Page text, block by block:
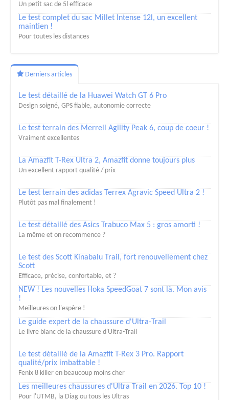
Un petit sac de 5l efficace
Le test complet du sac Millet Intense 12l, un excellent
maintien !
Pour toutes les distances
Derniers articles
Le test détaillé de la Huawei Watch GT 6 Pro
Design soigné, GPS fiable, autonomie correcte
Le test terrain des Merrell Agility Peak 6, coup de coeur !
Vraiment excellentes
La Amazfit T-Rex Ultra 2, Amazfit donne toujours plus
Un excellent rapport qualité / prix
Le test terrain des adidas Terrex Agravic Speed Ultra 2 !
Plutôt pas mal finalement !
Le test détaillé des Asics Trabuco Max 5 : gros amorti !
La même et on recommence ?
Le test des Scott Kinabalu Trail, fort renouvellement chez
Scott
Efficace, précise, confortable, et ?
NEW ! Les nouvelles Hoka SpeedGoat 7 sont là. Mon avis
!
Meilleures on l'espère !
Le guide expert de la chaussure d'Ultra-Trail
Le livre blanc de la chaussure d'Ultra-Trail
Le test détaillé de la Amazfit T-Rex 3 Pro. Rapport
qualité/prix imbattable !
Fenix 8 killer en beaucoup moins cher
Les meilleures chaussures d'Ultra Trail en 2026. Top 10 !
Pour l'UTMB, la Diag ou tous les Ultras